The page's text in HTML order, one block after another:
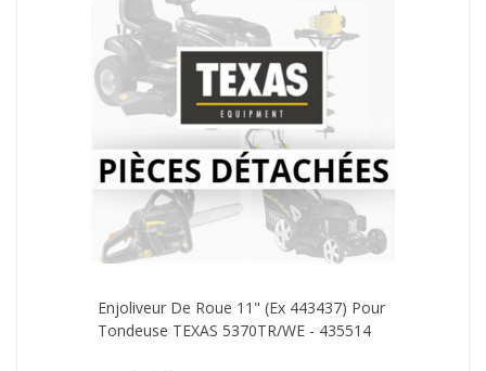
Enjoliveur De Roue 11" (ex 443437) Pour
Tondeuse TEXAS 5370TR/WE - 435514